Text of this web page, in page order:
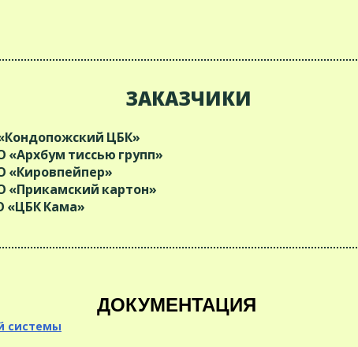
ЗАКАЗЧИКИ
ЦБК»
«Архбум тиссью групп»
«Кировпейпер»
«Прикамский картон»
«ЦБК Кама»
ДОКУМЕНТАЦИЯ
системы